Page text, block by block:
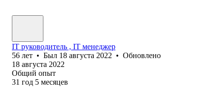
IT руководитель , IT менеджер
56 лет • Был 18 августа 2022 • Обновлено
18 августа 2022
Общий опыт
31 год 5 месяцев